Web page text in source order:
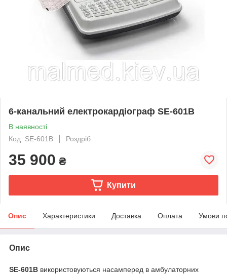
6-канальний електрокардіограф SE-601B
В наявності
Код: SE-601B
Роздріб
35 900 ₴
Купити
Опис Характеристики Доставка Оплата Умови
Опис
SE-601В використовуються насамперед в амбулаторних